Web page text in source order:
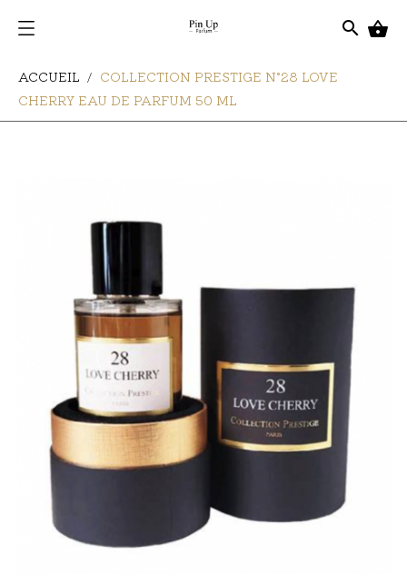

search
ACCUEIL
COLLECTION PRESTIGE N°28 LOVE
CHERRY EAU DE PARFUM 50 ML